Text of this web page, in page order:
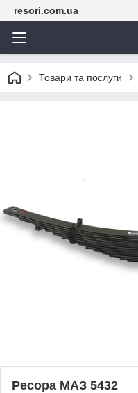
resori.com.ua
Товари та послуги
Ресора МАЗ 5432